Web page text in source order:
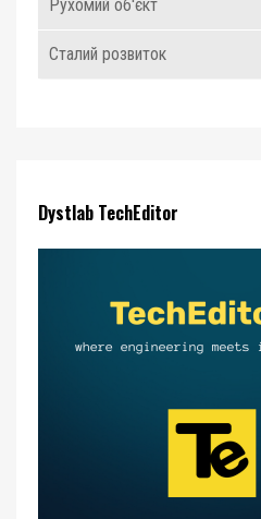
Рухомий об'єкт
Сталий розвиток
Dystlab TechEditor